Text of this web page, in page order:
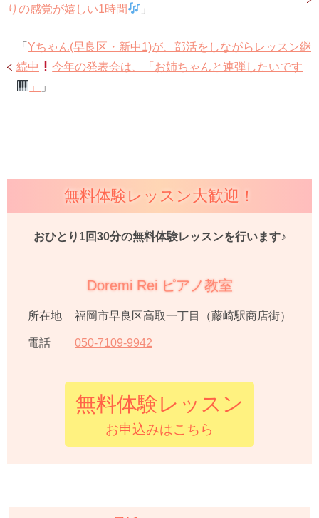
りの感覚が嬉しい1時間
」
「 Yちゃん(早良区・新中1)が、部活をしながらレッスン継
続中
今年の発表会は、「お姉ちゃんと連弾したいです
」
」
無料体験レッスン大歓迎！
おひとり1回30分の無料体験レッスンを行います♪
Doremi Rei ピアノ教室
所在地 福岡市早良区高取一丁目（藤崎駅商店街）
電話 050-7109-9942
無料体験レッスン
お申込みはこちら